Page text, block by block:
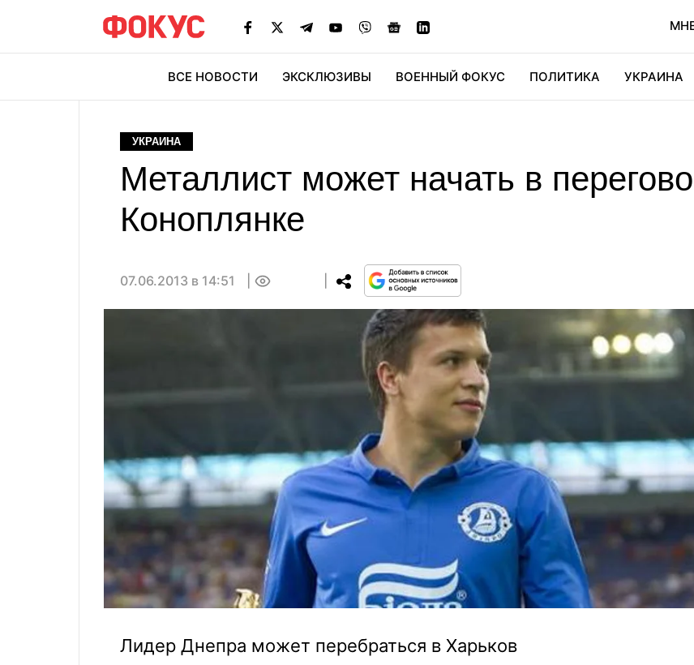
ВСЕ НОВОСТИ ЭКСКЛЮЗИВЫ ВОЕННЫЙ ФОКУС ПОЛИТИКА УКРАИНА
УКРАИНА
Металлист может начать в
Коноплянке
07.06.2013 в 14:51
Лидер Днепра может перебраться в Харьков